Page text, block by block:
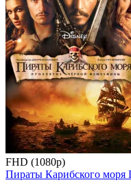
FHD (1080p)
Пираты Карибского